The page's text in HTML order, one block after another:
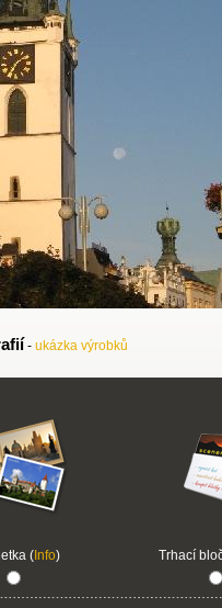
- ukázka výrobků
(Info) Trhací